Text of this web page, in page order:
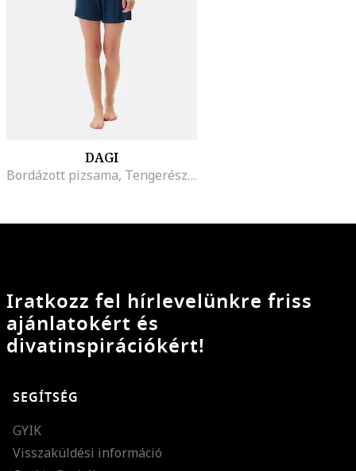
DAGI
Bordázott pizsama, Tengerészkék
Iratkozz fel hírlevelünkre friss
ajánlatokért és
divatinspirációkért!
SEGÍTSÉG
GYIK
Visszaküldési információ